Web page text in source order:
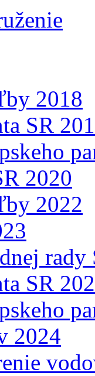
2018
SR
2020
2022
rady
SR
2024